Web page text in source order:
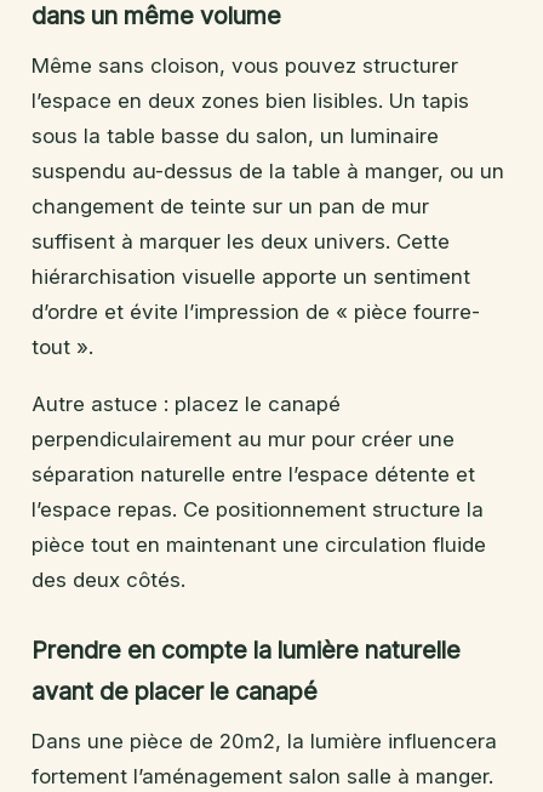
dans un même volume
Même sans cloison, vous pouvez structurer
l’espace en deux zones bien lisibles. Un tapis
sous la table basse du salon, un luminaire
suspendu au-dessus de la table à manger, ou un
changement de teinte sur un pan de mur
suffisent à marquer les deux univers. Cette
hiérarchisation visuelle apporte un sentiment
d’ordre et évite l’impression de « pièce fourre-
tout ».
Autre astuce : placez le canapé
perpendiculairement au mur pour créer une
séparation naturelle entre l’espace détente et
l’espace repas. Ce positionnement structure la
pièce tout en maintenant une circulation fluide
des deux côtés.
Prendre en compte la lumière naturelle
avant de placer le canapé
Dans une pièce de 20m2, la lumière influencera
fortement l’aménagement salon salle à manger.